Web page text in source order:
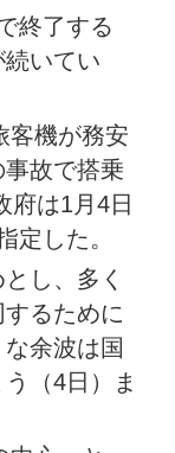
終了する
いてい
客機が務安
故で搭乗
府は1月4日
定した。
し、多く
るために
余波は国
（4日）ま